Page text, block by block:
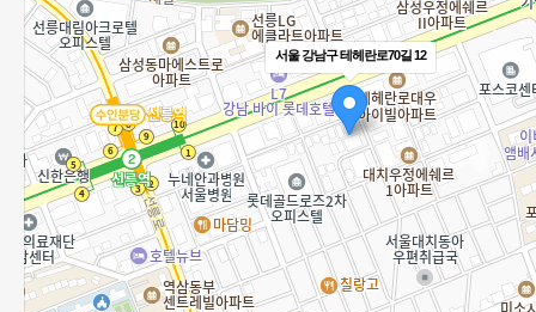
서울 강남구 테헤란로70길 12